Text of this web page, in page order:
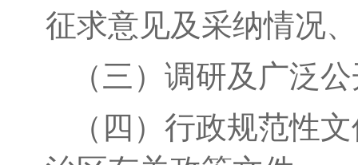
征求意见及采纳情况
（三） 调研及广泛
（四）行政规范性